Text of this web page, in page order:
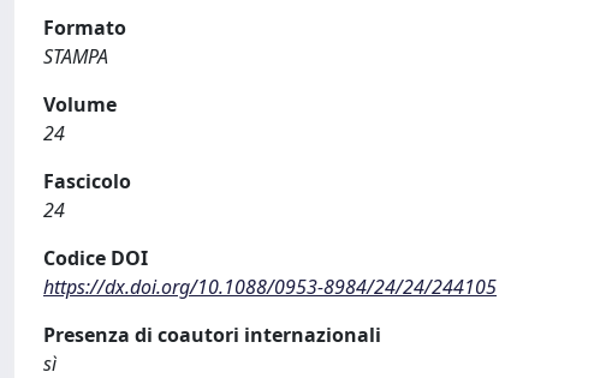
Formato
STAMPA
Volume
24
Fascicolo
24
Codice DOI
https://dx.doi.org/10.1088/0953-8984/24/24/244105
Presenza di coautori internazionali
sì